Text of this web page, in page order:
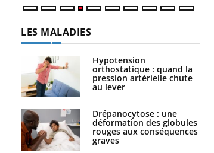
LES MALADIES
Hypotension
orthostatique : quand la
pression artérielle chute
au lever
Drépanocytose : une
déformation des globules
rouges aux conséquences
graves